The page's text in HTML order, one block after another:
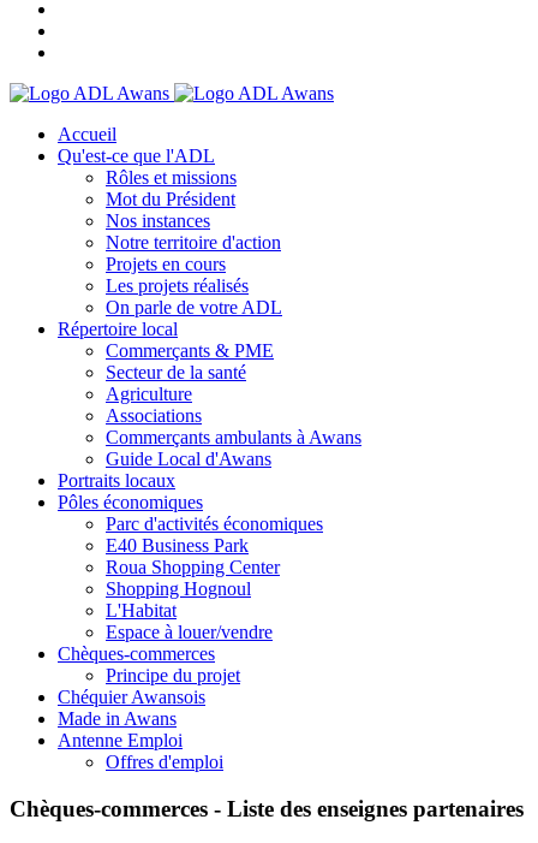
Accueil
Qu'est-ce que l'ADL
Rôles et missions
Mot du Président
Nos instances
Notre territoire d'action
Projets en cours
Les projets réalisés
On parle de votre ADL
Répertoire local
Commerçants & PME
Secteur de la santé
Agriculture
Associations
Commerçants ambulants à Awans
Guide Local d'Awans
Portraits locaux
Pôles économiques
Parc d'activités économiques
E40 Business Park
Roua Shopping Center
Shopping Hognoul
L'Habitat
Espace à louer/vendre
Chèques-commerces
Principe du projet
Chéquier Awansois
Made in Awans
Antenne Emploi
Offres d'emploi
Chèques-commerces - Liste des enseignes partenaires